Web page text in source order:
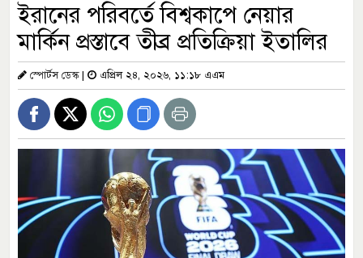
ইরানের পরিবর্তে বিশ্বকাপে নেয়ার
মার্কিন প্রস্তাবে তীব্র প্রতিক্রিয়া ইতালির
স্পোর্টস ডেস্ক| এপ্রিল ২৪, ২০২৬, ১১:১৮ এএম